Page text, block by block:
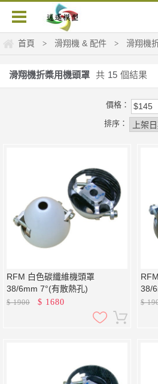
首頁 > 滑翔機 & 配件 > 滑翔機
滑翔機折槳用機頭罩 共 15 個結果
價格：
排序：
RFM 白色碳纖維機頭罩
38/6mm 7°(有散熱孔)
$1900 $ 1680
38/
$